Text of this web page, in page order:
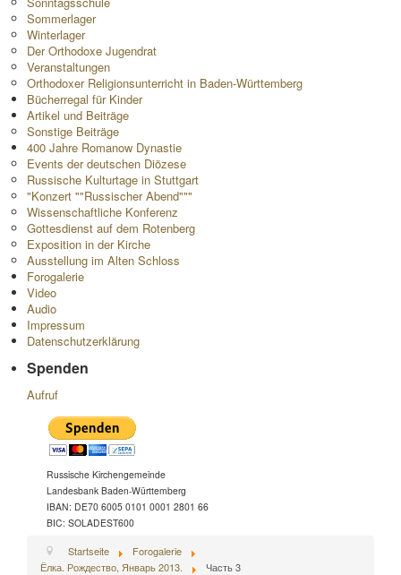
Sommerlager
Winterlager
Der Orthodoxe Jugendrat
Veranstaltungen
Orthodoxer Religionsunterricht in Baden-Württemberg
Bücherregal für Kinder
Artikel und Beiträge
Sonstige Beiträge
400 Jahre Romanow Dynastie
Events der deutschen Diözese
Russische Kulturtage in Stuttgart
"Konzert ""Russischer Abend"""
Wissenschaftliche Konferenz
Gottesdienst auf dem Rotenberg
Exposition in der Kirche
Ausstellung im Alten Schloss
Forogalerie
Video
Audio
Impressum
Datenschutzerklärung
Spenden
Aufruf
Russische Kirchengemeinde
Landesbank Baden-Württemberg
IBAN: DE70 6005 0101 0001 2801 66
BIC: SOLADEST600
Startseite
Forogalerie
Ёлка. Рождество, Январь 2013.
Часть 3